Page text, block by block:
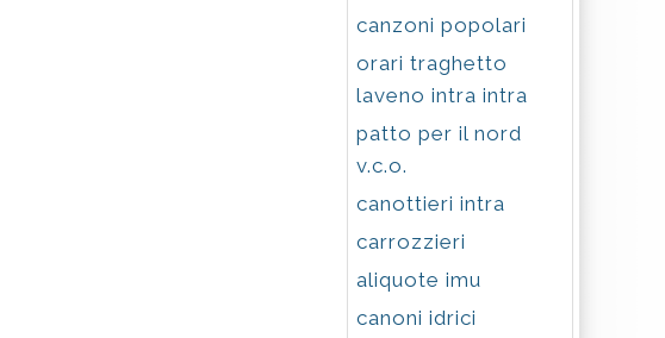
canzoni popolari
orari traghetto
laveno intra intra
patto per il nord
v.c.o.
canottieri intra
carrozzieri
aliquote imu
canoni idrici